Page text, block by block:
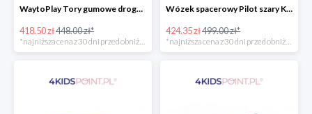
WaytoPlay Tory gumowe droga do układnia dla dzieci 40 elem.
418.50 zł448.00 zł*
*najniższa cena z 30 dni przed obniżką
Wózek spacerowy Pilot szary Kinderkraft
424.35 zł499.00 zł*
*najniższa cena z 30 dni przed obniżką